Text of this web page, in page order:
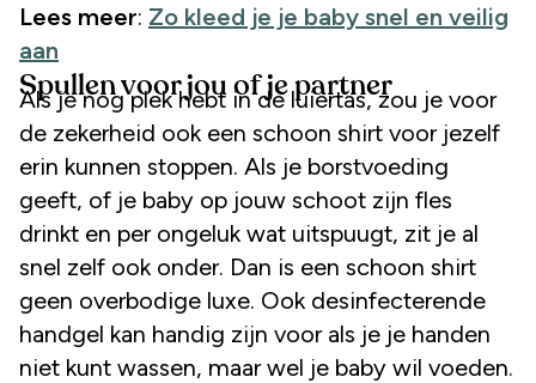
Lees meer: Zo kleed je je baby snel en veilig
aan
Spullen voor jou of je partner
Als je nog plek hebt in de luiertas, zou je voor
de zekerheid ook een schoon shirt voor jezelf
erin kunnen stoppen. Als je borstvoeding
geeft, of je baby op jouw schoot zijn fles
drinkt en per ongeluk wat uitspuugt, zit je al
snel zelf ook onder. Dan is een schoon shirt
geen overbodige luxe. Ook desinfecterende
handgel kan handig zijn voor als je je handen
niet kunt wassen, maar wel je baby wil voeden.